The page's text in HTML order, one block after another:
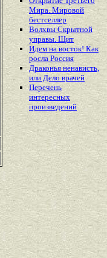
Мира. Мировой
бестселлер
Волхвы Скрытной
управы. Щит
Идем на восток! Как
росла Россия
Драконья ненависть,
или Дело врачей
Перечень
интересных
произведений